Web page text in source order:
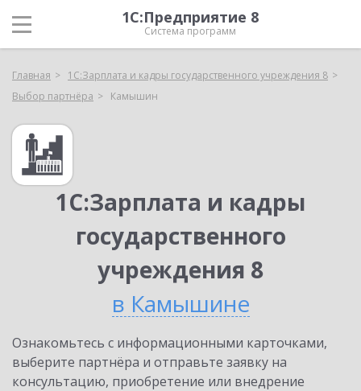
1С:Предприятие 8
Система программ
Главная
1С:Зарплата и кадры государственного учреждения 8
Выбор партнёра
Камышин
1С:Зарплата и кадры
государственного
учреждения 8
в Камышине
Ознакомьтесь с информационными карточками,
выберите партнёра и отправьте заявку на
консультацию, приобретение или внедрение